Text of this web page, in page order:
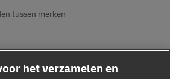
tussen merken
het verzamelen en